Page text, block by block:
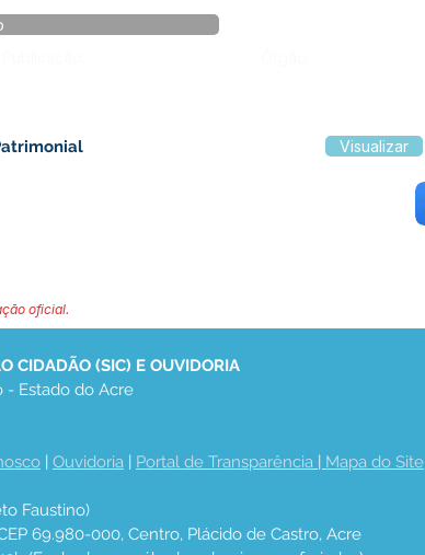
Visualizar
oficial.
CIDADÃO (SIC) E OUVIDORIA
- Estado do Acre
| Ouvidoria | Portal de Transparência | Mapa do Site
Faustino)
69.980-000, Centro, Plácido de Castro, Acre